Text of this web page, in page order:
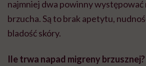
najmniej dwa powinny występować
brzucha. Są to brak apetytu,
bladość skóry.
Ile trwa napad migreny brzusznej?